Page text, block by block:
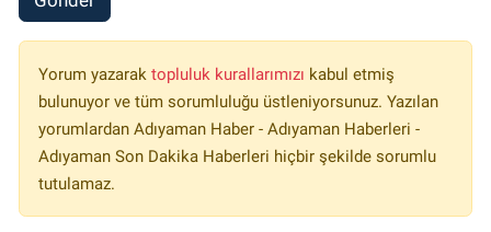
Yorum yazarak topluluk kurallarımızı kabul etmiş
bulunuyor ve tüm sorumluluğu üstleniyorsunuz. Yazılan
yorumlardan Adıyaman Haber - Adıyaman Haberleri -
Adıyaman Son Dakika Haberleri hiçbir şekilde sorumlu
tutulamaz.